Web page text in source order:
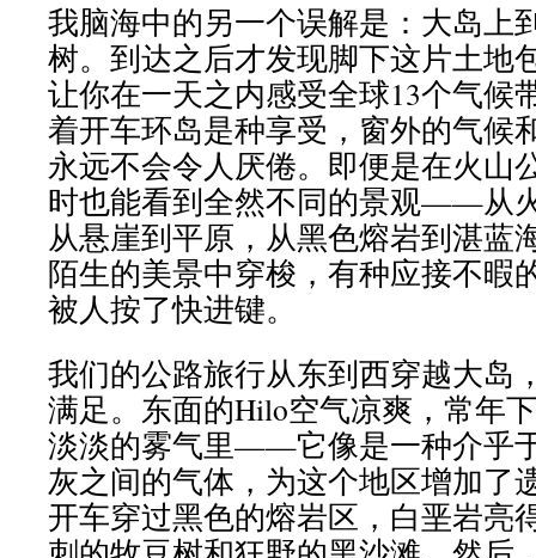
我脑海中的另一个误解是：大岛上
树。到达之后才发现脚下这片土地
让你在一天之内感受全球13个气候
着开车环岛是种享受，窗外的气候
永远不会令人厌倦。即便是在火山
时也能看到全然不同的景观——从
从悬崖到平原，从黑色熔岩到湛
陌生的美景中穿梭，有种应接不暇
被人按了快进键。
我们的公路旅行从东到西穿越大岛
满足。东面的Hilo空气凉爽，常年
淡淡的雾气里——它像是一种介乎
灰之间的气体，为这个地区增加了
开车穿过黑色的熔岩区，白垩岩亮